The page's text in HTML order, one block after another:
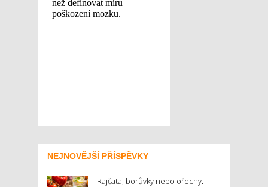
NEJNOVĚJŠÍ PŘÍSPĚVKY
Rajčata, borůvky nebo ořechy.